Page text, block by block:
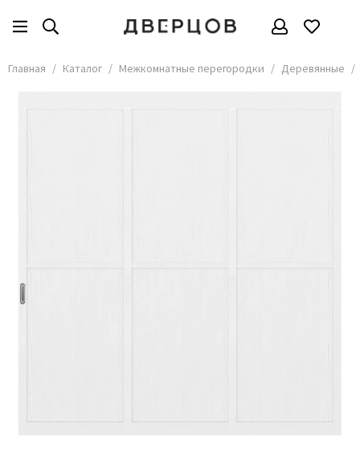
Межкомнатные перегородки
Все товары
Главная Каталог Межкомнатные перегородки Деревянные